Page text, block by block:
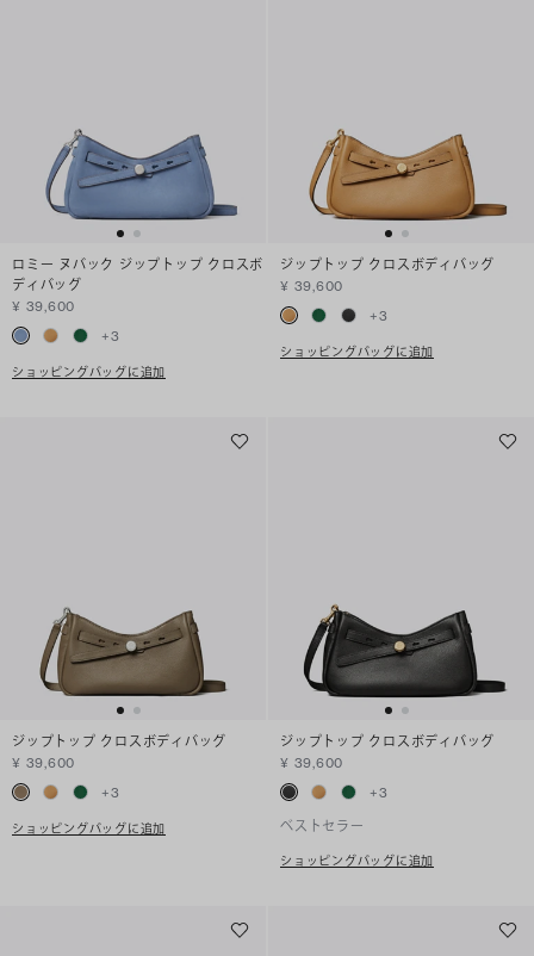
ロミー ヌバック ジップトップ クロスボ
ディバッグ
¥ 39,600
+3
ショッピングバッグに追加
ジップトップ クロスボディバッグ
¥ 39,600
+3
ショッピングバッグに追加
ジップトップ クロスボディバッグ
¥ 39,600
+3
ショッピングバッグに追加
ジップトップ クロスボディバッグ
¥ 39,600
+3
ベストセラー
ショッピングバッグに追加